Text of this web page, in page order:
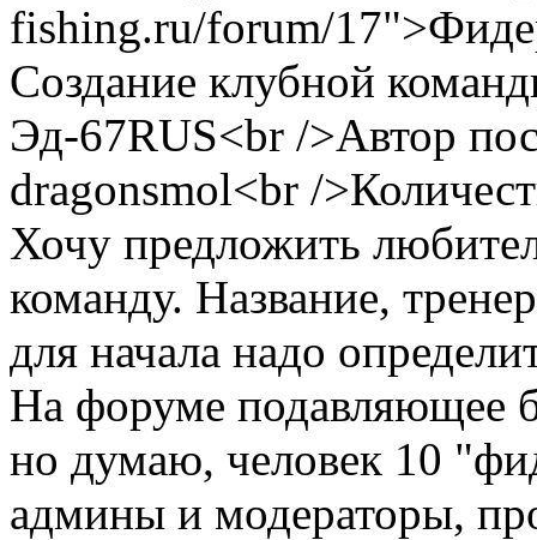
fishing.ru/forum/
Создание клубной
Эд-67RUS<br />Автор
dragonsmol<br /
Хочу предложить
команду. Название,
для начала надо
На форуме подавляющее
но думаю, человек 10
админы и модераторы,